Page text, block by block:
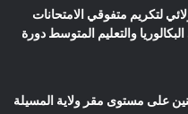
لتكريم متفوقي الامتحانات
والتعليم المتوسط دورة
على مستوى مقر ولاية المسيلة